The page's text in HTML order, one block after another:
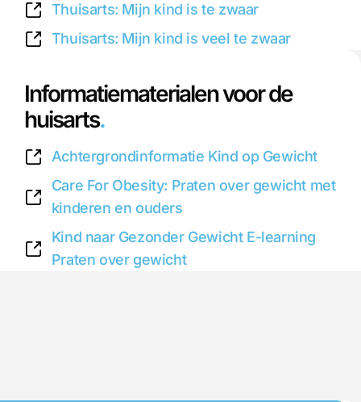
Thuisarts: Mijn kind is te zwaar
Thuisarts: Mijn kind is veel te zwaar
Informatiematerialen voor de
huisarts.
Achtergrondinformatie Kind op Gewicht
Care For Obesity: Praten over gewicht met
kinderen en ouders
Kind naar Gezonder Gewicht E-learning
Praten over gewicht